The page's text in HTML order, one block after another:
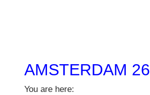
AMSTERDAM 26
You are here: